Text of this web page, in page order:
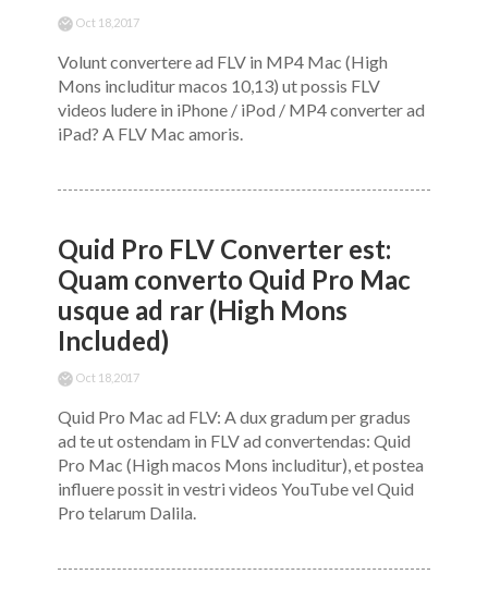
Oct 18,2017
Volunt convertere ad FLV in MP4 Mac (High
Mons includitur macos 10,13) ut possis FLV
videos ludere in iPhone / iPod / MP4 converter ad
iPad? A FLV Mac amoris.
Quid Pro FLV Converter est:
Quam converto Quid Pro Mac
usque ad rar (High Mons
Included)
Oct 18,2017
Quid Pro Mac ad FLV: A dux gradum per gradus
ad te ut ostendam in FLV ad convertendas: Quid
Pro Mac (High macos Mons includitur), et postea
influere possit in vestri videos YouTube vel Quid
Pro telarum Dalila.